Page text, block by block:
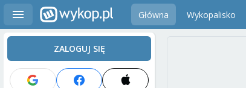
Główna Wykopalisko
ZALOGUJ SIĘ